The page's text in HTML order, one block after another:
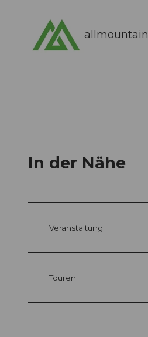
allmountain
In der Nähe
Veranstaltung
Touren